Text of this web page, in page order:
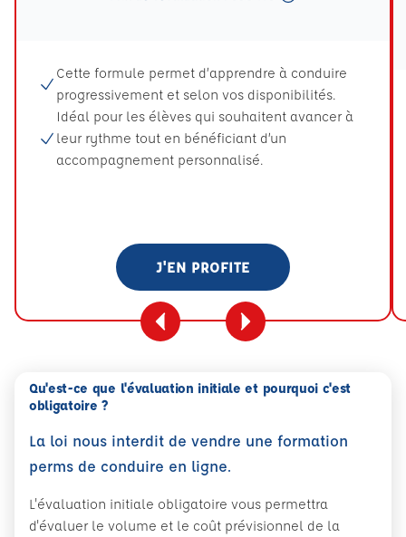
Cette formule permet d’apprendre à conduire
progressivement et selon vos disponibilités.
Idéal pour les élèves qui souhaitent avancer à
leur rythme tout en bénéficiant d’un
accompagnement personnalisé.
J'EN PROFITE
Qu'est-ce que l'évaluation initiale et pourquoi c'est
obligatoire ?
La loi nous interdit de vendre une formation
perms de conduire en ligne.
L'évaluation initiale obligatoire vous permettra
d'évaluer le volume et le coût prévisionnel de la